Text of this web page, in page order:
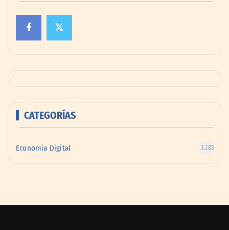
CATEGORÍAS
Economía Digital 2.283